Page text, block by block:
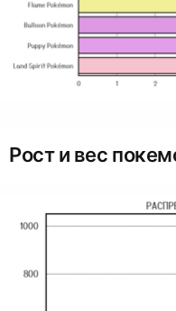
Рост и вес